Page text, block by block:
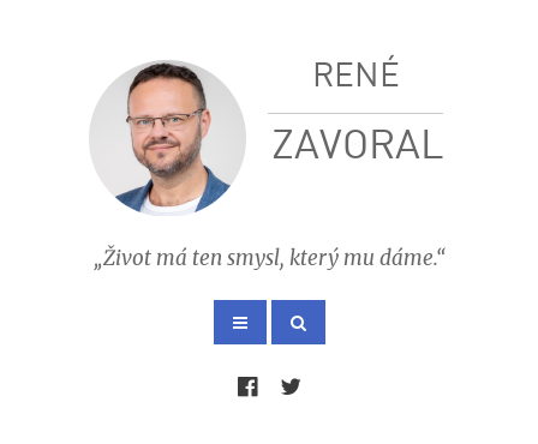
RENÉ
ZAVORAL
„Život má ten smysl, který mu dáme.“